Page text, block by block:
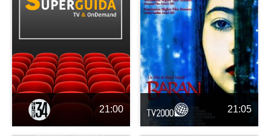
21:00 21:05